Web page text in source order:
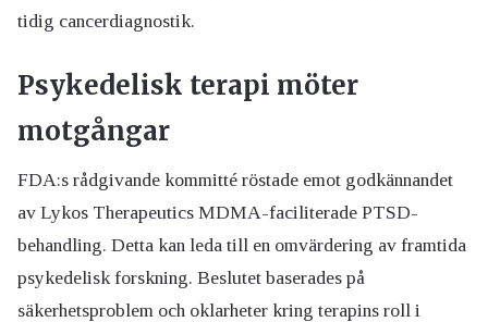
tidig cancerdiagnostik.
Psykedelisk terapi möter
motgångar
FDA:s rådgivande kommitté röstade emot godkännandet
av Lykos Therapeutics MDMA-faciliterade PTSD-
behandling. Detta kan leda till en omvärdering av framtida
psykedelisk forskning. Beslutet baserades på
säkerhetsproblem och oklarheter kring terapins roll i